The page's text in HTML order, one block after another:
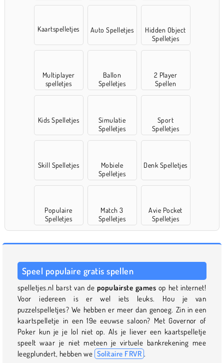
Kaartspelletjes Auto Spelletjes
Hidden Object
Spelletjes
Multiplayer
spelletjes
Ballon
Spelletjes
2 Player
Spellen
Kids Spelletjes
Simulatie
Spelletjes
Sport
Spelletjes
Skill Spelletjes
Mobiele
Spelletjes
Denk Spelletjes
Populaire
Spelletjes
Match 3
Spelletjes
Avie Pocket
Spelletjes
Speel populaire gratis spellen
spelletjes.nl barst van de populairste games op het internet!
Voor iedereen is er wel iets leuks. Hou je van
puzzelspelletjes? We hebben er meer dan genoeg. Zin in een
kaartspelletje in een 19e eeuwse saloon? Met Governor of
Poker kun je je lol niet op. Als je liever een kaartspelletje
speelt waar je niet meteen je virtuele bankrekening mee
leegplundert, hebben we Solitaire FRVR .